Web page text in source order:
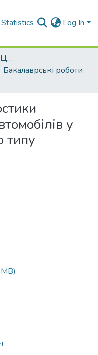
Statistics Log In
ВИПУСКНІ КВАЛІФІКАЦІЙНІ РОБОТИ
Бакалаврські роботи
у
типу